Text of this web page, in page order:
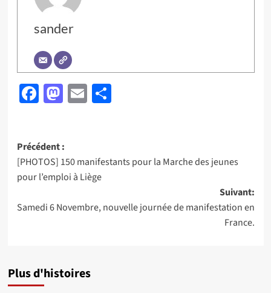
sander
Facebook
Mastodon
EmailPartager
Navigation
d’article
Précédent :
[PHOTOS] 150 manifestants pour la Marche des jeunes
pour l’emploi à Liège
Suivant:
Samedi 6 Novembre, nouvelle journée de manifestation en
France.
Plus d'histoires